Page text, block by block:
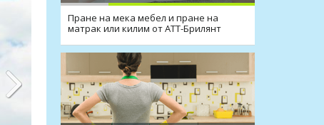
Пране на мека мебел и пране на
матрак или килим от АТТ-Брилянт